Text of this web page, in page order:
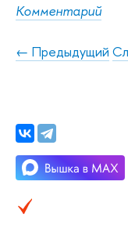
Комментарий
← Предыдущий